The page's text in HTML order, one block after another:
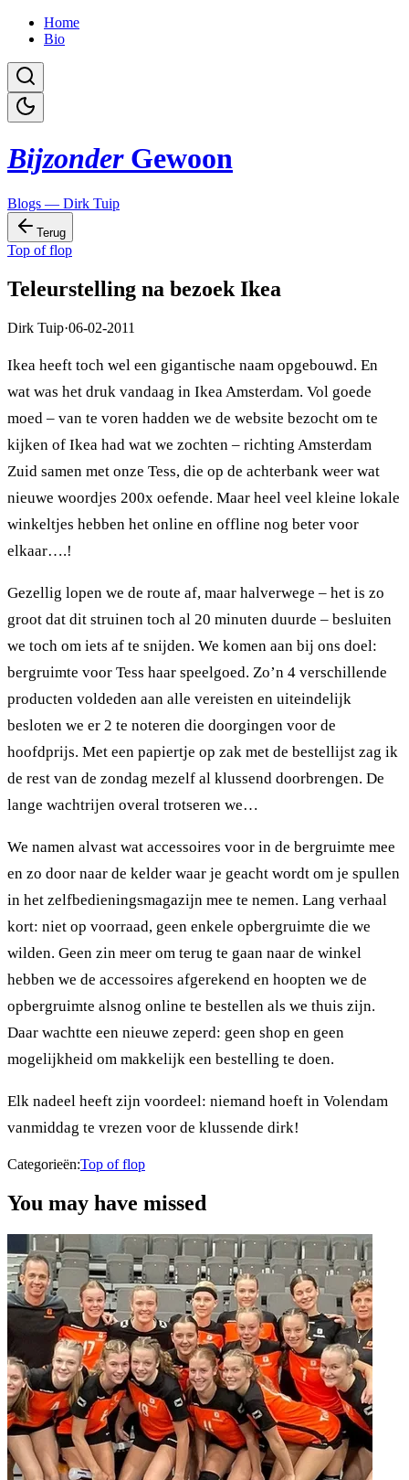
Home
Bio
Bijzonder Gewoon
Blogs — Dirk Tuip
Terug
Top of flop
Teleurstelling na bezoek Ikea
Dirk Tuip·06-02-2011
Ikea heeft toch wel een gigantische naam opgebouwd. En
wat was het druk vandaag in Ikea Amsterdam. Vol goede
moed – van te voren hadden we de website bezocht om te
kijken of Ikea had wat we zochten – richting Amsterdam
Zuid samen met onze Tess, die op de achterbank weer wat
nieuwe woordjes 200x oefende. Maar heel veel kleine lokale
winkeltjes hebben het online en offline nog beter voor
elkaar….!
Gezellig lopen we de route af, maar halverwege – het is zo
groot dat dit struinen toch al 20 minuten duurde – besluiten
we toch om iets af te snijden. We komen aan bij ons doel:
bergruimte voor Tess haar speelgoed. Zo’n 4 verschillende
producten voldeden aan alle vereisten en uiteindelijk
besloten we er 2 te noteren die doorgingen voor de
hoofdprijs. Met een papiertje op zak met de bestellijst zag ik
de rest van de zondag mezelf al klussend doorbrengen. De
lange wachtrijen overal trotseren we…
We namen alvast wat accessoires voor in de bergruimte mee
en zo door naar de kelder waar je geacht wordt om je spullen
in het zelfbedieningsmagazijn mee te nemen. Lang verhaal
kort: niet op voorraad, geen enkele opbergruimte die we
wilden. Geen zin meer om terug te gaan naar de winkel
hebben we de accessoires afgerekend en hoopten we de
opbergruimte alsnog online te bestellen als we thuis zijn.
Daar wachtte een nieuwe zeperd: geen shop en geen
mogelijkheid om makkelijk een bestelling te doen.
Elk nadeel heeft zijn voordeel: niemand hoeft in Volendam
vanmiddag te vrezen voor de klussende dirk!
Categorieën:Top of flop
You may have missed